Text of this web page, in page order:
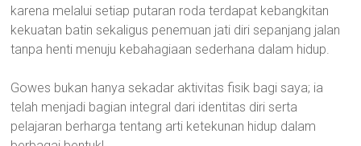
karena melalui setiap putaran roda terdapat kebangkitan
kekuatan batin sekaligus penemuan jati diri sepanjang jalan
tanpa henti menuju kebahagiaan sederhana dalam hidup.
Gowes bukan hanya sekadar aktivitas fisik bagi saya; ia
telah menjadi bagian integral dari identitas diri serta
pelajaran berharga tentang arti ketekunan hidup dalam